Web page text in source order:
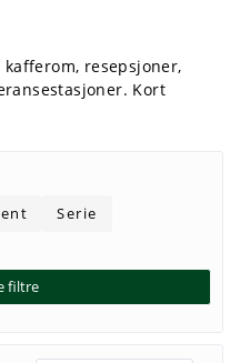
resepsjoner,
Kort
Serie
filtre